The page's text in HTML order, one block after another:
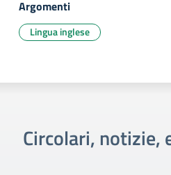
Argomenti
Lingua inglese
Circolari, notizie,